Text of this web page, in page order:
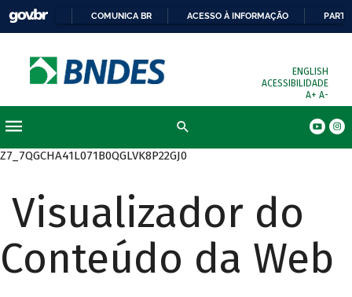
COMUNICA BR ACESSO À INFORMAÇÃO
ENGLISH
ACESSIBILIDADE
A+ A-
Z7_7QGCHA41L071B0QGLVK8P22GJ0
Visualizador do
Conteúdo da Web